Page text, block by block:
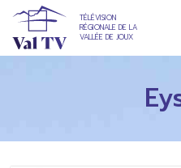
TÉLÉVISION
RÉGIONALE DE LA
VALLÉE DE JOUX